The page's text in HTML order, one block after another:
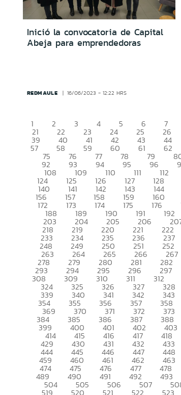
Inició la convocatoria de Capital
Abeja para emprendedoras
REDMAULE 16/06/2023 - 12:22 HRS
1 2 3 4 5 6 7
21 22 23 24 25 26
39 40 41 42 43 44
57 58 59 60 61 62
75 76 77 78 79
92 93 94 95 96
108 109 110 111 112
124 125 126 127 128
140 141 142 143 144
156 157 158 159 160
172 173 174 175 176
188 189 190 191 192
203 204 205 206
218 219 220 221 222
233 234 235 236 237
248 249 250 251 252
263 264 265 266 267
278 279 280 281 282
293 294 295 296 297
308 309 310 311 312
324 325 326 327 328
339 340 341 342 343
354 355 356 357 358
369 370 371 372 373
384 385 386 387 388
399 400 401 402 403
414 415 416 417 418
429 430 431 432 433
444 445 446 447 448
459 460 461 462 463
474 475 476 477 478
489 490 491 492 493
504 505 506 507
519 520 521 522 523